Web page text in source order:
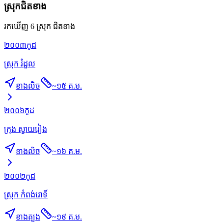
ស្រុកជិតខាង
រកឃើញ 6 ស្រុក ជិតខាង
២០០៣កូដ
ស្រុក រំដួល
ខាងលិច ~១៥ គ.ម.
២០០៦កូដ
ក្រុង ស្វាយរៀង
ខាងលិច ~១៦ គ.ម.
២០០២កូដ
ស្រុក កំពង់រោទិ៍
ខាងត្បូង ~១៩ គ.ម.